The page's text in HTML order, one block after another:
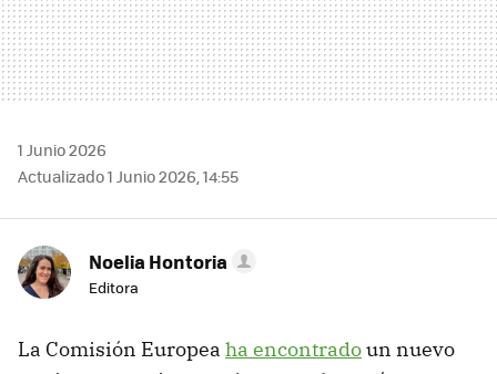
1 Junio 2026
Actualizado 1 Junio 2026, 14:55
Noelia Hontoria
Editora
La Comisión Europea ha encontradoun nuevo